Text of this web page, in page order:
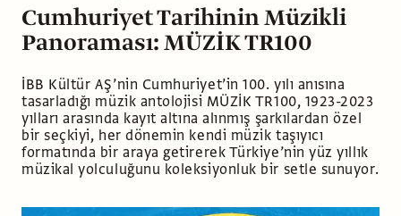
Cumhuriyet Tarihinin Müzikli
Panoraması: MÜZİK TR100
İBB Kültür AŞ’nin Cumhuriyet’in 100. yılı anısına
tasarladığı müzik antolojisi MÜZİK TR100, 1923-2023
yılları arasında kayıt altına alınmış şarkılardan özel
bir seçkiyi, her dönemin kendi müzik taşıyıcı
formatında bir araya getirerek Türkiye’nin yüz yıllık
müzikal yolculuğunu koleksiyonluk bir setle sunuyor.